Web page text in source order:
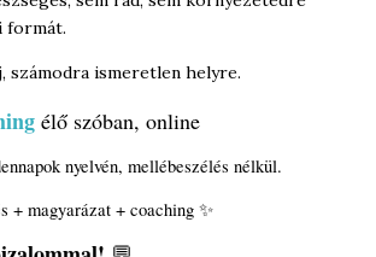
formát.
számodra ismeretlen helyre.
élő szóban, online
nyelvén, mellébeszélés nélkül.
+ magyarázat + coaching ✨